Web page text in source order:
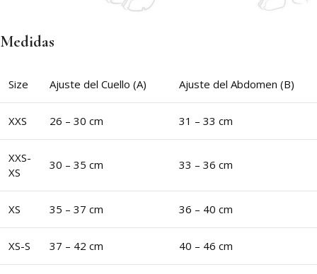
Medidas
Size Ajuste del Cuello (A) Ajuste del Abdomen (B)
XXS 26 – 30 cm 31 – 33 cm
XXS-
XS
30 – 35 cm 33 – 36 cm
XS 35 – 37 cm 36 – 40 cm
XS-S 37 – 42 cm 40 – 46 cm